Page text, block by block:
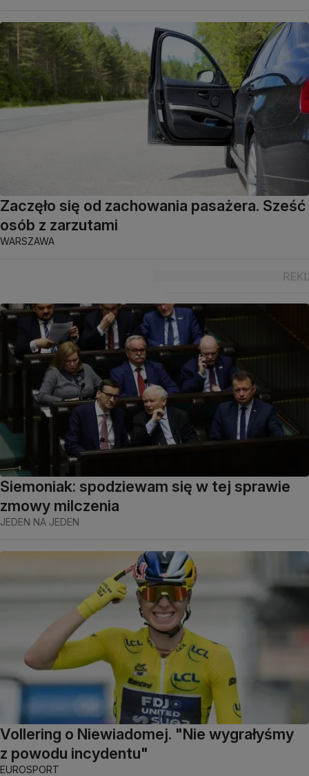
Zaczęło się od zachowania pasażera. Sześć
osób z zarzutami
WARSZAWA
Siemoniak: spodziewam się w tej sprawie
zmowy milczenia
JEDEN NA JEDEN
Vollering o Niewiadomej. "Nie wygrałyśmy
z powodu incydentu"
EUROSPORT